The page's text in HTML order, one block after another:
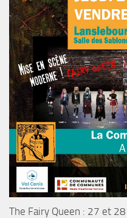
The Fairy Queen : 27 et